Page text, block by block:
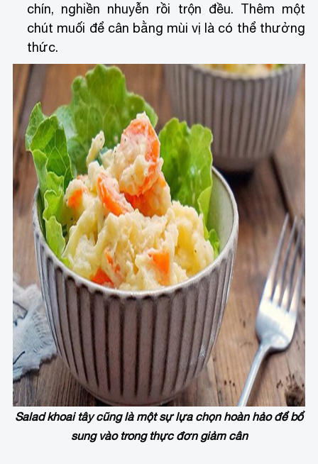
chín, nghiền nhuyễn rồi trộn đều. Thêm một
chút muối để cân bằng mùi vị là có thể thưởng
thức.
Salad khoai tây cũng là một sự lựa chọn hoàn hảo để bổ
sung vào trong thực đơn giảm cân